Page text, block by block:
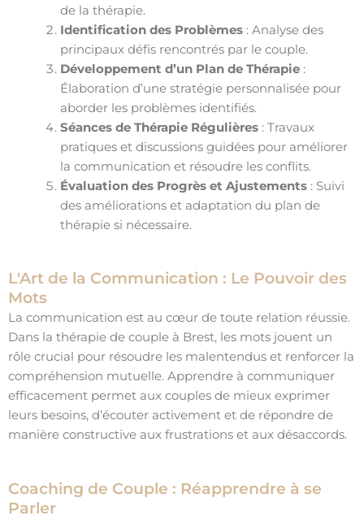
de la thérapie.
Identification des Problèmes: Analyse des
principaux défis rencontrés par le couple.
Développement d’un Plan de Thérapie:
Élaboration d’une stratégie personnalisée pour
aborder les problèmes identifiés.
Séances de Thérapie Régulières: Travaux
pratiques et discussions guidées pour améliorer
la communication et résoudre les conflits.
Évaluation des Progrès et Ajustements: Suivi
des améliorations et adaptation du plan de
thérapie si nécessaire.
L'Art de la Communication : Le Pouvoir des
Mots
La communication est au cœur de toute relation réussie.
Dans la thérapie de couple à Brest, les mots jouent un
rôle crucial pour résoudre les malentendus et renforcer la
compréhension mutuelle. Apprendre à communiquer
efficacement permet aux couples de mieux exprimer
leurs besoins, d’écouter activement et de répondre de
manière constructive aux frustrations et aux désaccords.
Coaching de Couple : Réapprendre à se
Parler